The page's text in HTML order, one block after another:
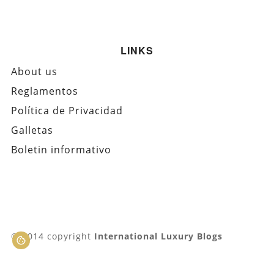
LINKS
About us
Reglamentos
Política de Privacidad
Galletas
Boletin informativo
© 2014 copyright International Luxury Blogs